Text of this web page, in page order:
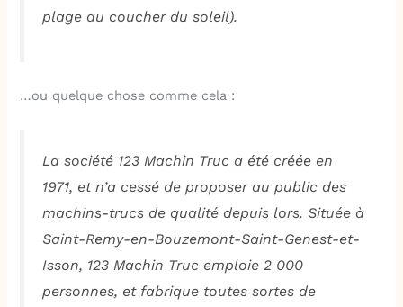
plage au coucher du soleil).
…ou quelque chose comme cela :
La société 123 Machin Truc a été créée en
1971, et n’a cessé de proposer au public des
machins-trucs de qualité depuis lors. Située à
Saint-Remy-en-Bouzemont-Saint-Genest-et-
Isson, 123 Machin Truc emploie 2 000
personnes, et fabrique toutes sortes de